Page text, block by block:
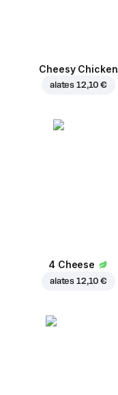
Cheesy Chicken
alates 12,10 €
4 Cheese
alates 12,10 €